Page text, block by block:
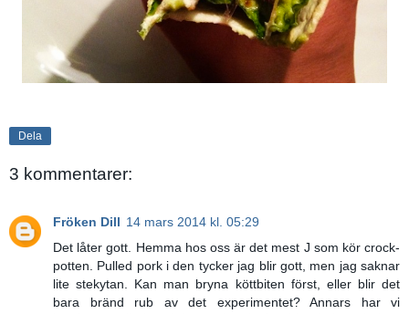
Dela
3 kommentarer:
Fröken Dill 14 mars 2014 kl. 05:29
Det låter gott. Hemma hos oss är det mest J som kör crock-
potten. Pulled pork i den tycker jag blir gott, men jag saknar
lite stekytan. Kan man bryna köttbiten först, eller blir det
bara bränd rub av det experimentet? Annars har vi